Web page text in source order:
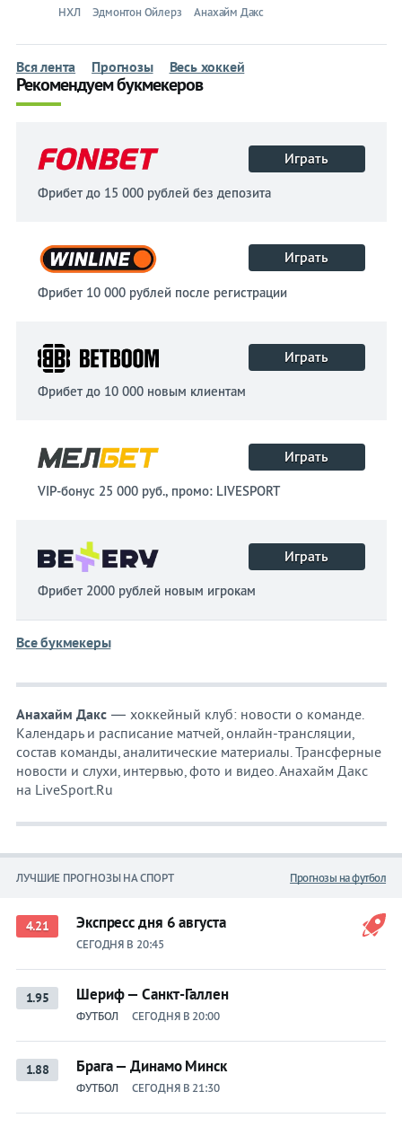
НХЛ Эдмонтон Ойлерз Анахайм Дакс
Вся лента Прогнозы Весь хоккей
Рекомендуем букмекеров
Играть
Фрибет до 15 000 рублей без депозита
Играть
Фрибет 10 000 рублей после регистрации
Играть
Фрибет до 10 000 новым клиентам
Играть
VIP-бонус 25 000 руб., промо: LIVESPORT
Играть
Фрибет 2000 рублей новым игрокам
Все букмекеры
Анахайм Дакс— хоккейный клуб: новости о команде.
Календарь и расписание матчей, онлайн-трансляции,
состав команды, аналитические материалы. Трансферные
новости и слухи, интервью, фото и видео. Анахайм Дакс
на LiveSport.Ru
ЛУЧШИЕ ПРОГНОЗЫ НА СПОРТ Прогнозы на футбол
4.21 Экспресс дня 6 августа
СЕГОДНЯ В 20:45
1.95 Шериф — Санкт-Галлен
ФУТБОЛ СЕГОДНЯ В 20:00
1.88 Брага — Динамо Минск
ФУТБОЛ СЕГОДНЯ В 21:30